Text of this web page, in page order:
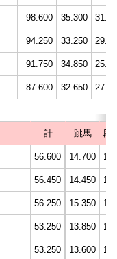
98.600 35.300
94.250 33.250
91.750 34.850
87.600 32.650
計 跳馬 段
56.600 14.700
56.450 14.450
56.250 15.350
53.250 13.850
53.250 13.600